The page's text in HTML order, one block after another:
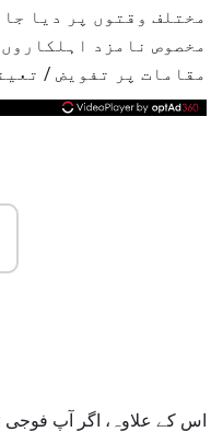
مختلف وقتوں پر دیا
مخصوص نامزد
مقامات پر تفویض /
اس کے علاوہ، اگر آپ